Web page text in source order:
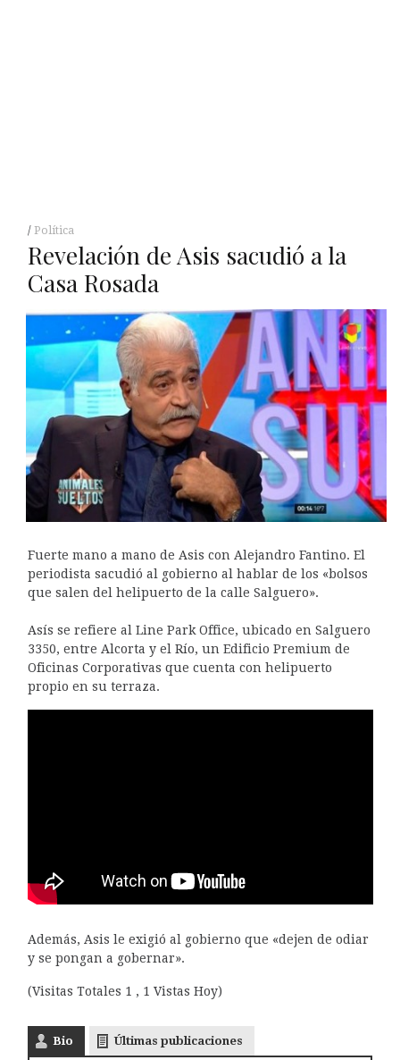
Política
Revelación de Asis sacudió a la
Casa Rosada
Fuerte mano a mano de Asis con Alejandro Fantino. El
periodista sacudió al gobierno al hablar de los «bolsos
que salen del helipuerto de la calle Salguero».
Asís se refiere al Line Park Office, ubicado en Salguero
3350, entre Alcorta y el Río, un Edificio Premium de
Oficinas Corporativas que cuenta con helipuerto
propio en su terraza.
Además, Asis le exigió al gobierno que «dejen de odiar
y se pongan a gobernar».
(Visitas Totales 1 , 1 Vistas Hoy)
Bio Últimas publicaciones